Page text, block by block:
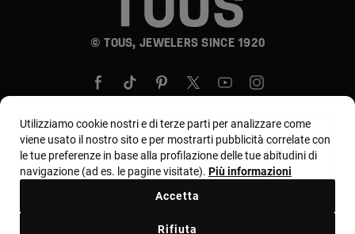
© TOUS, JEWELERS SINCE 1920
Paese e valuta:Italia / Euro
Utilizziamo cookie nostri e di terze parti per analizzare come
viene usato il nostro sito e per mostrarti pubblicità correlate con
le tue preferenze in base alla profilazione delle tue abitudini di
navigazione (ad es. le pagine visitate). Più informazioni
Rifiuta
Accetta